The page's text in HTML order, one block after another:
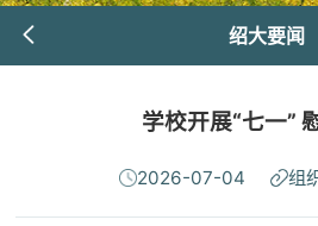
绍大要闻
学校开展“七一”
2026-07-04 组